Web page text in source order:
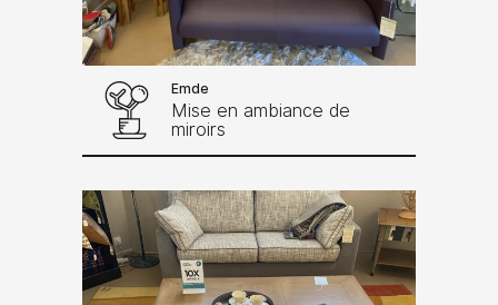
Emde
Mise en ambiance de
miroirs